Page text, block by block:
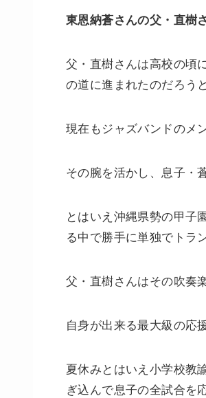
東恩納蒼さんの父・直樹
父・直樹さんは高校の頃
の道に進まれたのだろう
現在もジャズバンドのメ
その腕を活かし、息子・
とはいえ沖縄県勢の甲子
る中で勝手に単独でトラ
父・直樹さんはその吹奏
自身が出来る最大級の応
夏休みとはいえ小学校教
ぎ込んで息子の全試合を